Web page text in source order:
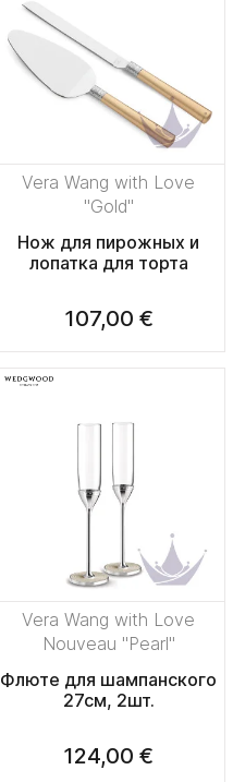
Vera Wang with Love
"Gold"
Нож для пирожных и
лопатка для торта
107,00 €
Vera Wang with Love
Nouveau "Pearl"
Флюте для шампанского
27см, 2шт.
124,00 €